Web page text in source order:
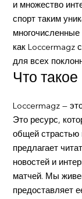
и множество
спорт таким
как Loccermagz
для всех
Что
Loccermagz —
Это ресурс,
общей страстью
предлагает
новостей и
матчей. Мы
предоставляет